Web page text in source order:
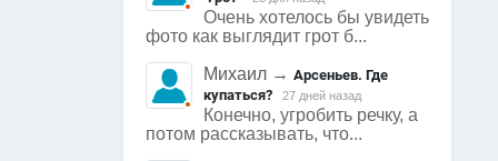
Очень хотелось бы увидеть
фото как выглядит грот б...
Михаил →Арсеньев. Где
купаться?
27 дней назад
Конечно, угробить речку, а
потом рассказывать, что...